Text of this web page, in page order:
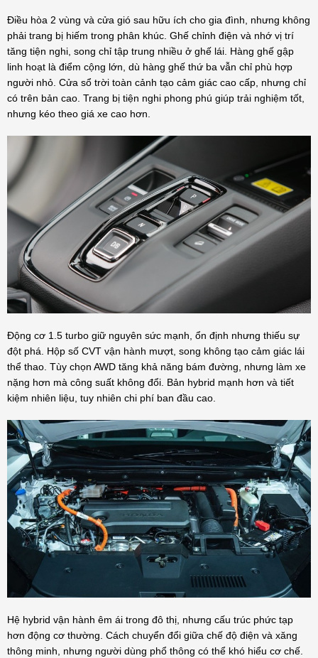
Điều hòa 2 vùng và cửa gió sau hữu ích cho gia đình, nhưng không
phải trang bị hiếm trong phân khúc. Ghế chỉnh điện và nhớ vị trí
tăng tiện nghi, song chỉ tập trung nhiều ở ghế lái. Hàng ghế gập
linh hoạt là điểm cộng lớn, dù hàng ghế thứ ba vẫn chỉ phù hợp
người nhỏ. Cửa sổ trời toàn cảnh tạo cảm giác cao cấp, nhưng chỉ
có trên bản cao. Trang bị tiện nghi phong phú giúp trải nghiệm tốt,
nhưng kéo theo giá xe cao hơn.
Động cơ 1.5 turbo giữ nguyên sức mạnh, ổn định nhưng thiếu sự
đột phá. Hộp số CVT vận hành mượt, song không tạo cảm giác lái
thể thao. Tùy chọn AWD tăng khả năng bám đường, nhưng làm xe
nặng hơn mà công suất không đổi. Bản hybrid mạnh hơn và tiết
kiệm nhiên liệu, tuy nhiên chi phí ban đầu cao.
Hệ hybrid vận hành êm ái trong đô thị, nhưng cấu trúc phức tạp
hơn động cơ thường. Cách chuyển đổi giữa chế độ điện và xăng
thông minh, nhưng người dùng phổ thông có thể khó hiểu cơ chế.